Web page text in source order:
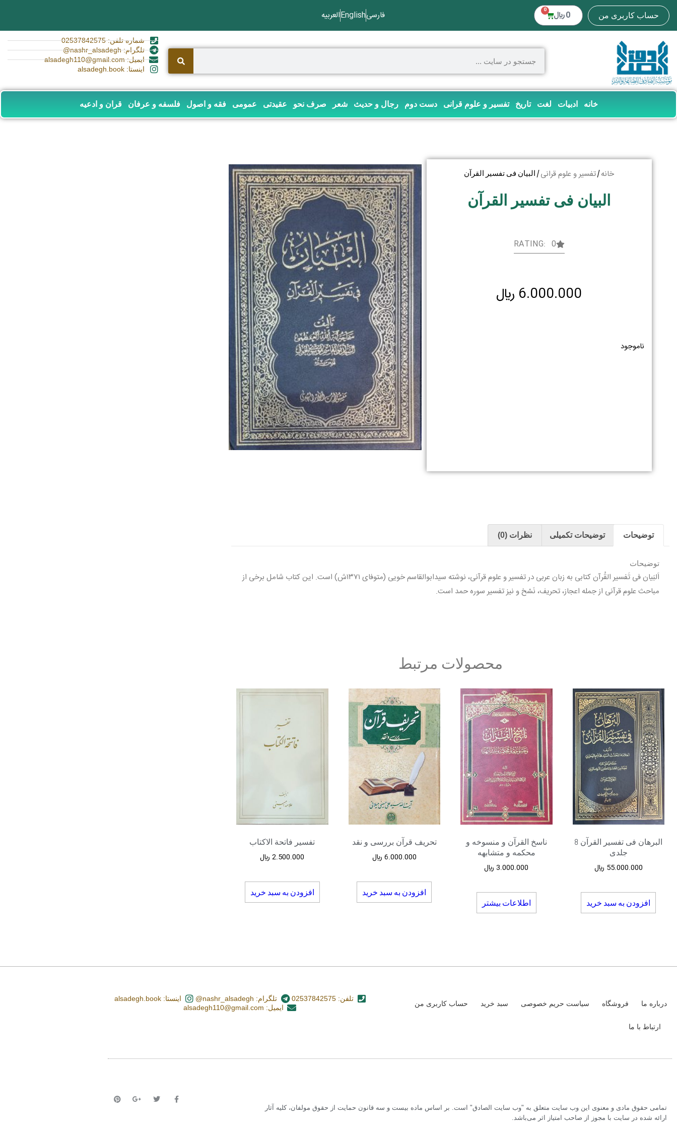
حساب کاربری من 0 ﷼ 0 فارسیEnglishالعربیه
شماره تلفن: 02537842575
تلگرام: nashr_alsadegh@
ایمیل: alsadegh110@gmail.com
اینستا: alsadegh.book
خانه ادبیات لغت تاریخ تفسیر و علوم قرانی دست دوم رجال و حدیث شعر صرف نحو عقیدتی عمومی فقه و اصول فلسفه و عرفان قران و ادعیه
خانه/تفسیر و علوم قرانی/ البیان فی تفسیر القرآن
البیان فی تفسیر القرآن
RATING: 0
6.000.000 ﷼
ناموجود
توضیحات توضیحات تکمیلی نظرات (0)
توضیحات
اَلبَیان فی تَفسیر القُرآن کتابی به زبان عربی در تفسیر و علوم قرآنی، نوشته سیدابوالقاسم خویی (متوفای ۱۳۷۱ش) است. این کتاب شامل برخی از
مباحث علوم قرآنی از جمله اعجاز، تحریف، نَسْخ و نیز تفسیر سوره حمد است.
محصولات مرتبط
البرهان فی تفسیر القرآن 8
جلدی
55.000.000 ﷼
افزودن به سبد خرید
ناسخ القرآن و منسوخه و
محکمه و متشابهه
3.000.000 ﷼
اطلاعات بیشتر
تحریف قرآن بررسی و نقد
6.000.000 ﷼
افزودن به سبد خرید
تفسیر فاتحة الاکتاب
2.500.000 ﷼
افزودن به سبد خرید
درباره ما فروشگاه سیاست حریم خصوصی سبد خرید حساب کاربری من
ارتباط با ما
تلفن: 02537842575 تلگرام: nashr_alsadegh@
اینستا: alsadegh.book
ایمیل: alsadegh110@gmail.com
تمامی حقوق مادی و معنوی این وب سایت متعلق به "وب سایت الصادق" است. بر اساس ماده بیست و سه قانون حمایت از حقوق مولفان، کلیه آثار
ارائه شده در سایت با مجوز از صاحب امتیاز اثر می‌باشد.‏